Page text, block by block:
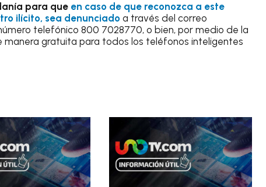
para que en caso de que reconozca a este
ilícito, sea denunciado a través del correo
telefónico 800 7028770, o bien, por medio de la
manera gratuita para todos los teléfonos inteligentes